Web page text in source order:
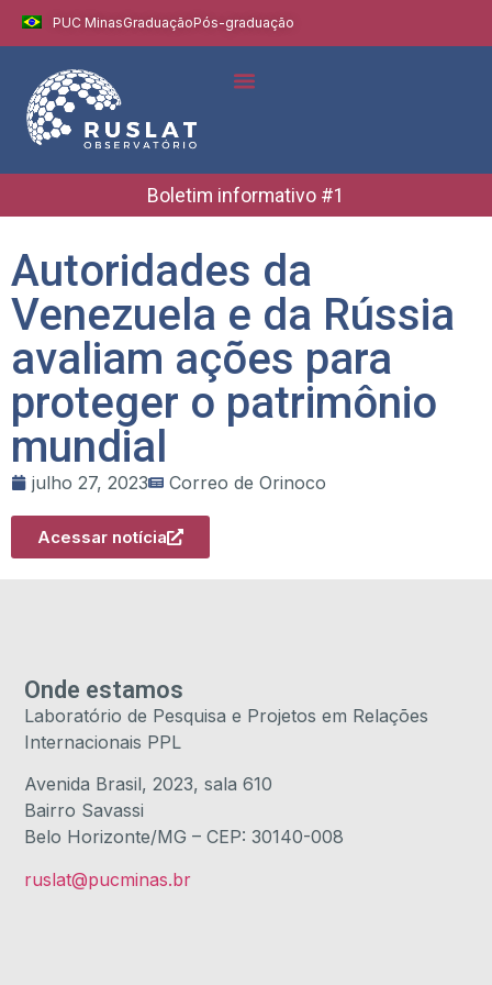
PUC MinasGraduaçãoPós-graduação
Boletim informativo #1
Autoridades da
Venezuela e da Rússia
avaliam ações para
proteger o patrimônio
mundial
julho 27, 2023 Correo de Orinoco
Acessar notícia
Onde estamos
Laboratório de Pesquisa e Projetos em Relações
Internacionais PPL
Avenida Brasil, 2023, sala 610
Bairro Savassi
Belo Horizonte/MG – CEP: 30140-008
ruslat@pucminas.br